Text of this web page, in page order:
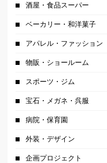
酒屋・食品スーパー
ベーカリー・和洋菓子
アパレル・ファッション
物販・ショールーム
スポーツ・ジム
宝石・メガネ・呉服
病院・保育園
外装・デザイン
企画プロジェクト